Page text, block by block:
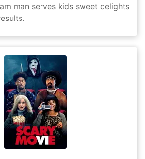
man serves kids sweet delights